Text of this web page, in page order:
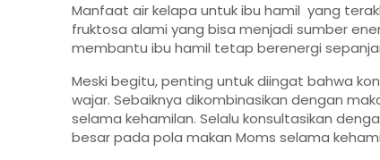
Manfaat air kelapa untuk ibu hamil yang
fruktosa alami yang bisa menjadi sumber
membantu ibu hamil tetap berenergi
Meski begitu, penting untuk diingat bahwa
wajar. Sebaiknya dikombinasikan dengan
selama kehamilan. Selalu konsultasikan
besar pada pola makan Moms selama